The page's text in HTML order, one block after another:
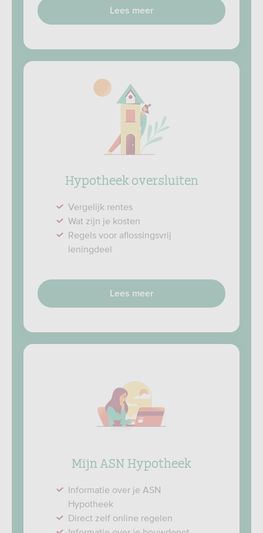
Lees meer
Hypotheek oversluiten
Vergelijk rentes
Wat zijn je kosten
Regels voor aflossingsvrij
leningdeel
Lees meer
Mijn ASN Hypotheek
Informatie over je ASN
Hypotheek
Direct zelf online regelen